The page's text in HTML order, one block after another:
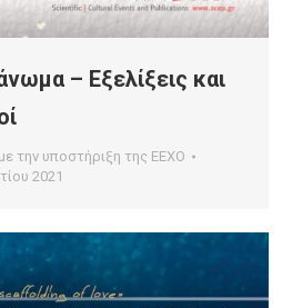
– Εξελίξεις και
την υποστήριξη της ΕΕΧΟ
2021